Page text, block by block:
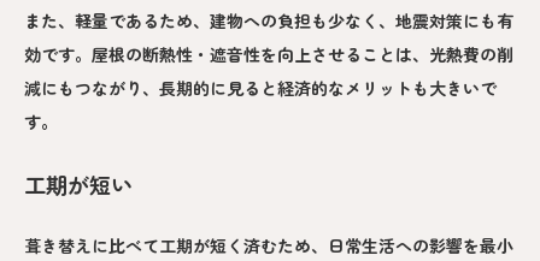
また、軽量であるため、建物への負担も少なく、地震対策にも有
効です。屋根の断熱性・遮音性を向上させることは、光熱費の削
減にもつながり、長期的に見ると経済的なメリットも大きいで
す。
工期が短い
葺き替えに比べて工期が短く済むため、日常生活への影響を最小